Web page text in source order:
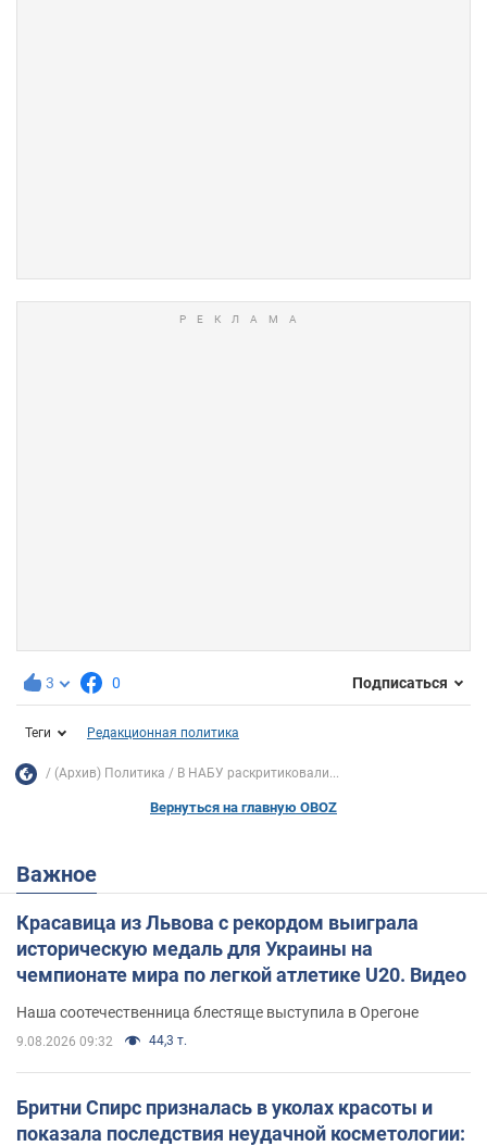
3 0 Подписаться
Теги Редакционная политика
(Архив) Политика В НАБУ раскритиковали...
Вернуться на главную OBOZ
Важное
Красавица из Львова с рекордом выиграла
историческую медаль для Украины на
чемпионате мира по легкой атлетике U20. Видео
Наша соотечественница блестяще выступила в Орегоне
9.08.2026 09:32 44,3 т.
Бритни Спирс призналась в уколах красоты и
показала последствия неудачной косметологии: